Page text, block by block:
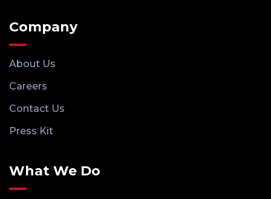
Company
About Us
Careers
Contact Us
Press Kit
What We Do